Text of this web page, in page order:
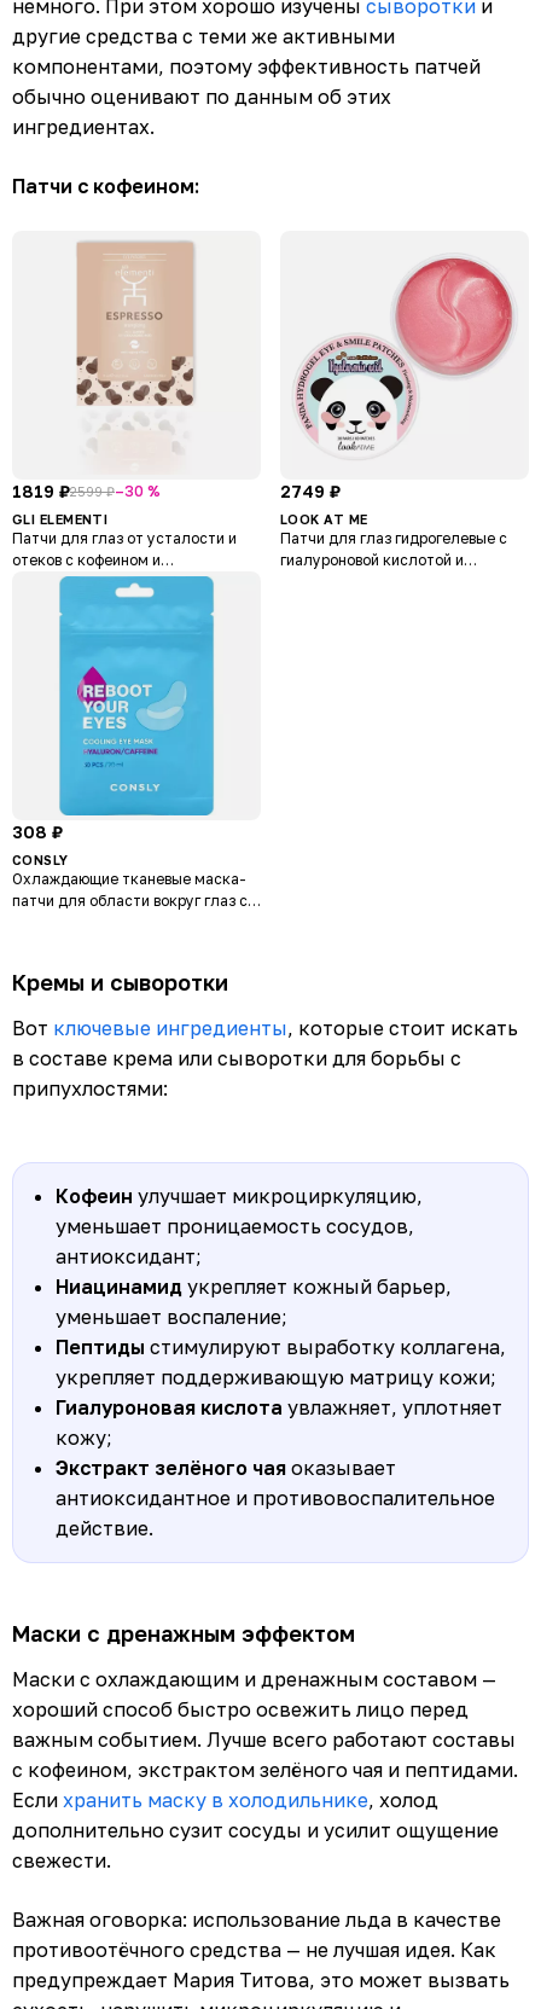
немного. При этом хорошо изучены сыворотки и
другие средства с теми же активными
компонентами, поэтому эффективность патчей
обычно оценивают по данным об этих
ингредиентах.
Патчи с кофеином:
1819 ₽2599 ₽–30 %
GLI ELEMENTI
Патчи для глаз от усталости и
отеков с кофеином и
гиалуроновой кислотой Espresso
Energizing Eye Patches
2749 ₽
LOOK AT ME
Патчи для глаз гидрогелевые c
гиалуроновой кислотой и
308 ₽
CONSLY
Охлаждающие тканевые маска-
патчи для области вокруг глаз с
Кремы и сыворотки
Вот ключевые ингредиенты, которые стоит искать
в составе крема или сыворотки для борьбы с
припухлостями:
Кофеин улучшает микроциркуляцию,
уменьшает проницаемость сосудов,
антиоксидант;
Ниацинамид укрепляет кожный барьер,
уменьшает воспаление;
Пептиды стимулируют выработку коллагена,
укрепляет поддерживающую матрицу кожи;
Гиалуроновая кислота увлажняет, уплотняет
кожу;
Экстракт зелёного чая оказывает
антиоксидантное и противовоспалительное
действие.
Маски с дренажным эффектом
Маски с охлаждающим и дренажным составом —
хороший способ быстро освежить лицо перед
важным событием. Лучше всего работают составы
с кофеином, экстрактом зелёного чая и пептидами.
Если хранить маску в холодильнике, холод
дополнительно сузит сосуды и усилит ощущение
свежести.
Важная оговорка: использование льда в качестве
противоотёчного средства — не лучшая идея. Как
предупреждает Мария Титова, это может вызвать